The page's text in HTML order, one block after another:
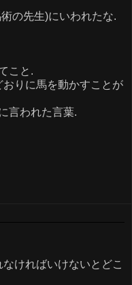
の先生)にいわれたな.
こと.
りに馬を動かすことが
言われた言葉.
ければいけないとどこ